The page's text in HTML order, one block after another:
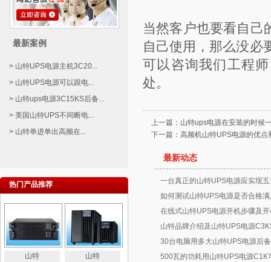
最新案例
> 山特UPS电源主机3C20...
> 山特UPS电源可以跟电...
> 山特ups电源3C15KS后备...
> 美国山特UPS不间断电...
> 山特单进单出高频在...
热门产品推荐
山特
山特
当然客户也要看自己
自己使用，那么没必
可以咨询我们工程
处。
上一篇： 山特ups电源在安装的时候
下一篇： 高频机山特UPS电源的优点
最新动态
一台真正的山特UPS电源应实现
如何测试山特UPS电源是否合格
在线式山特UPS电源开机步骤及
山特品牌介绍及山特UPS电源
30台电脑用多大山特UPS电源后备
500瓦的功耗用山特UPS电源C1K